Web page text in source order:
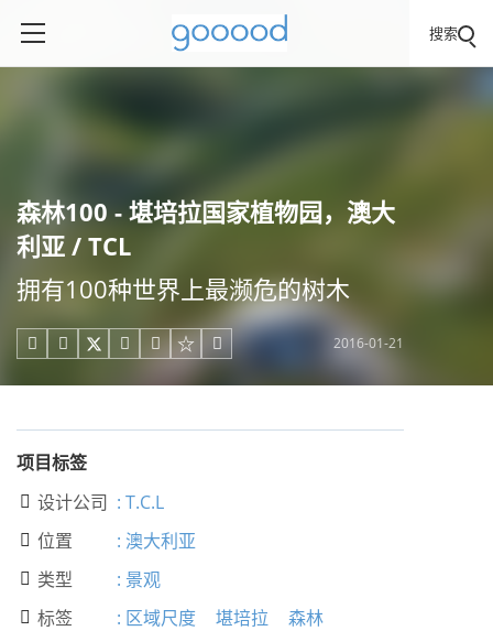
搜索
森林100 - 堪培拉国家植物园，澳大
利亚 / TCL
拥有100种世界上最濒危的树木
     2016-01-21
项目标签
 设计公司 : T.C.L
 位置 : 澳大利亚
 类型 : 景观
 标签 : 区域尺度 堪培拉 森林